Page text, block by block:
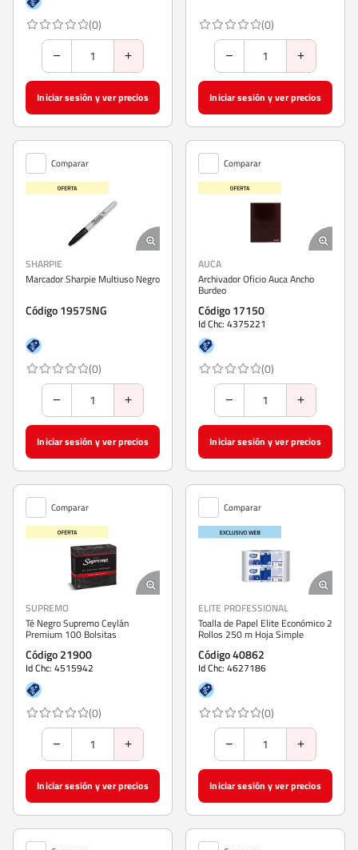
(0)
Iniciar sesión y ver precios
(0)
Iniciar sesión y ver precios
Comparar
SHARPIE
Marcador Sharpie Multiuso Negro
Código 19575NG
(0)
Iniciar sesión y ver precios
Comparar
AUCA
Archivador Oficio Auca Ancho
Burdeo
Código 17150
Id Chc: 4375221
(0)
Iniciar sesión y ver precios
Comparar
SUPREMO
Té Negro Supremo Ceylán
Premium 100 Bolsitas
Código 21900
Id Chc: 4515942
(0)
Iniciar sesión y ver precios
Comparar
ELITE PROFESSIONAL
Toalla de Papel Elite Económico 2
Rollos 250 m Hoja Simple
Código 40862
Id Chc: 4627186
(0)
Iniciar sesión y ver precios